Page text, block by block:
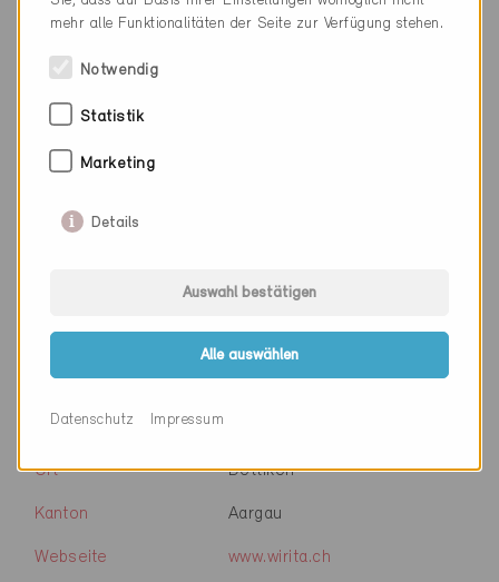
Webseite www.wiedmer-holzbau.ch
Firma
PLZ
www.windowmaster.ch
Firma WIRITA GmbH
PLZ
Ort Dottikon
Kanton Aargau
Webseite www.wirita.ch
mehr alle Funktionalitäten der Seite zur Verfügung stehen.
Notwendig
Statistik
Marketing
Details
Auswahl bestätigen
Alle auswählen
Datenschutz Impressum